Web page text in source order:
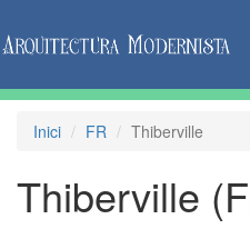
Inici FR Thiberville
Thiberville